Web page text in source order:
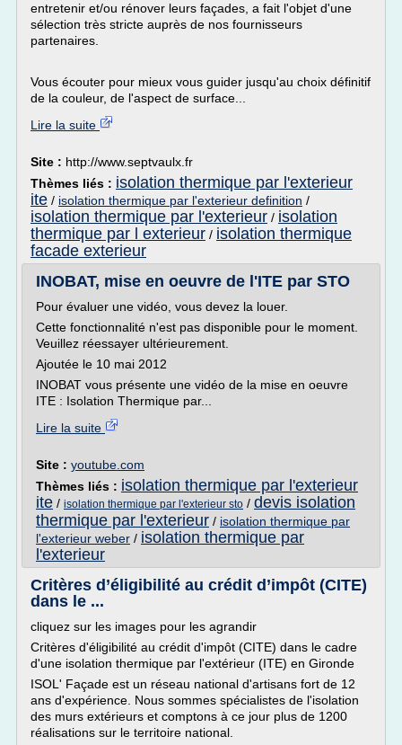
entretenir et/ou rénover leurs façades, a fait l'objet d'une
sélection très stricte auprès de nos fournisseurs
partenaires.
Vous écouter pour mieux vous guider jusqu'au choix définitif
de la couleur, de l'aspect de surface...
Lire la suite
Site : http://www.septvaulx.fr
Thèmes liés : isolation thermique par l'exterieur
ite / isolation thermique par l'exterieur definition /
isolation thermique par l'exterieur / isolation
thermique par l exterieur / isolation thermique
facade exterieur
INOBAT, mise en oeuvre de l'ITE par STO
Pour évaluer une vidéo, vous devez la louer.
Cette fonctionnalité n'est pas disponible pour le moment.
Veuillez réessayer ultérieurement.
Ajoutée le 10 mai 2012
INOBAT vous présente une vidéo de la mise en oeuvre
ITE : Isolation Thermique par...
Lire la suite
Site : youtube.com
Thèmes liés : isolation thermique par l'exterieur
ite / isolation thermique par l'exterieur sto / devis isolation
thermique par l'exterieur / isolation thermique par
l'exterieur weber / isolation thermique par
l'exterieur
Critères d’éligibilité au crédit d’impôt (CITE)
dans le ...
cliquez sur les images pour les agrandir
Critères d'éligibilité au crédit d'impôt (CITE) dans le cadre
d'une isolation thermique par l'extérieur (ITE) en Gironde
ISOL' Façade est un réseau national d'artisans fort de 12
ans d'expérience. Nous sommes spécialistes de l'isolation
des murs extérieurs et comptons à ce jour plus de 1200
réalisations sur le territoire national.